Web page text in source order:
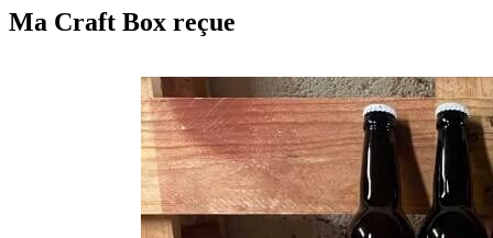
Ma Craft Box reçue